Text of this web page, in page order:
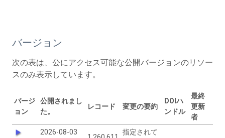
バージョン
次の表は、公にアクセス可能な公開バージョンのリソー
スのみ表示しています。
バージ
ョン
公開されまし
た。
レコード 変更の要約
DOIハ
ンドル
最終
更新
者
2026-08-03
指定されて